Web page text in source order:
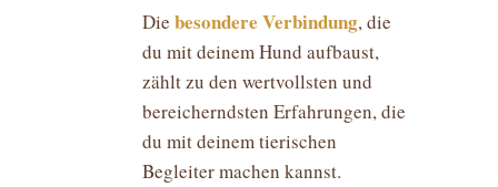
Die besondere Verbindung, die
du mit deinem Hund aufbaust,
zählt zu den wertvollsten und
bereicherndsten Erfahrungen, die
du mit deinem tierischen
Begleiter machen kannst.